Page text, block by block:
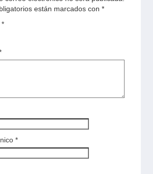
están marcados con *
*
*